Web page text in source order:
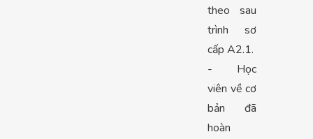
theo sau
trình sơ
cấp A2.1.
- Học
viên về cơ
bản đã
hoàn